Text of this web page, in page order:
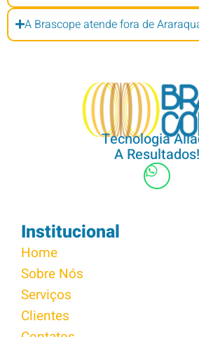
A Brascope atende fora de
Tecnologia
A Resultados!
Institucional
Home
Sobre Nós
Serviços
Clientes